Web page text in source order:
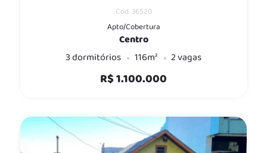
Cód. 36520
Apto/Cobertura
Centro
3 dormitórios
116m² 2 vagas
R$ 1.100.000